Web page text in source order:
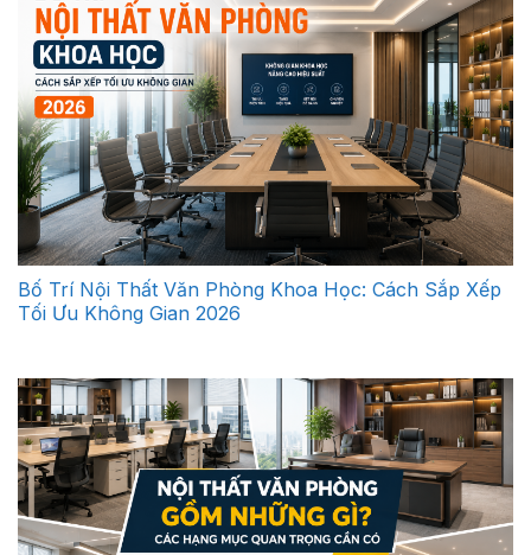
Bố Trí Nội Thất Văn Phòng Khoa Học: Cách Sắp Xếp
Tối Ưu Không Gian 2026